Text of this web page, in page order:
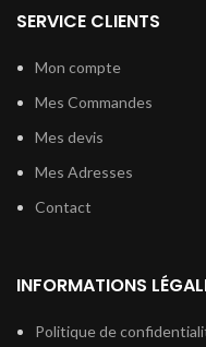
SERVICE CLIENTS
Mon compte
Mes Commandes
Mes devis
Mes Adresses
Contact
INFORMATIONS
Politique de